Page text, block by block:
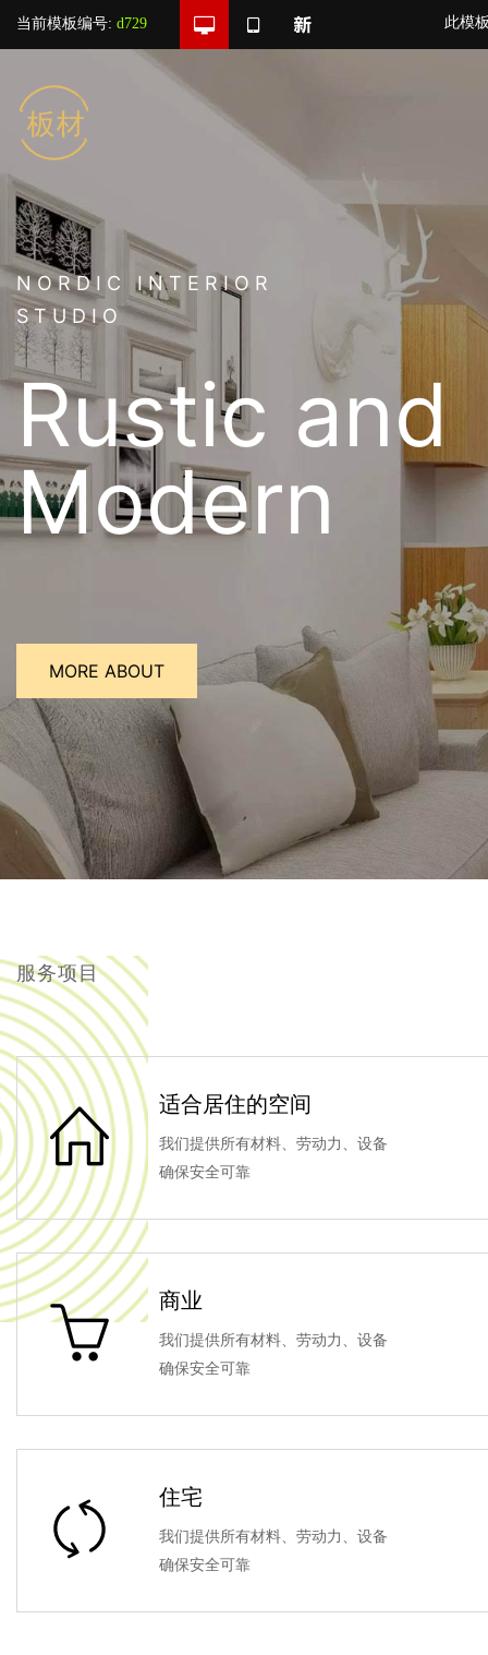
当前模板编号: d729 此模